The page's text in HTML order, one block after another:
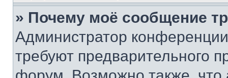
» Почему моё сообщение
Администратор
требуют предварительного